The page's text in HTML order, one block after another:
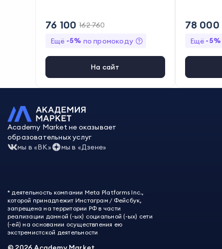
ва
76 100 162 760
Ещё -5% по промокоду
На сайт
78 000
Ещё -5%
Academy Market не оказывает
образовательных услуг
мы в «ВК»
мы в «Дзене»
* деятельность компании Meta Platforms Inc.,
которой принадлежит Инстаграм / Фейсбук,
запрещена на территории РФ в части
реализации данной (-ых) социальной (-ых) сети
(-ей) на основании осуществления ею
экстремистской деятельности